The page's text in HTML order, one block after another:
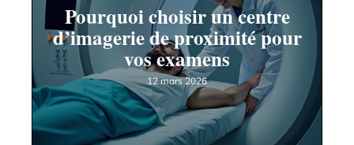
Pourquoi choisir un centre
d’imagerie de proximité pour
vos examens
12 mars 2026